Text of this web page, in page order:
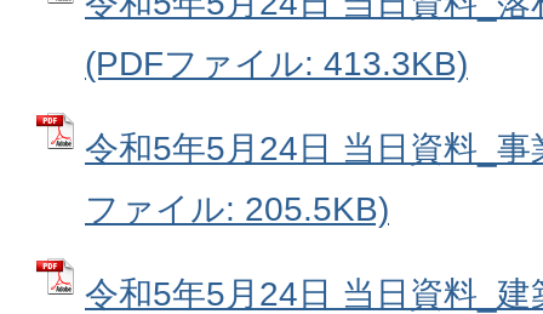
(PDFファイル: 413.3KB)
令和5年5月24日 当日資料_
ファイル: 205.5KB)
令和5年5月24日 当日資料_